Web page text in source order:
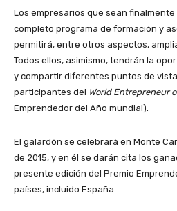
Los empresarios que sean
completo programa de formación y
permitirá, entre otros aspectos,
Todos ellos, asimismo, tendrán la
y compartir diferentes puntos de
participantes del World Entrepreneur
Emprendedor del Año mundial).
El galardón se celebrará en Monte
de 2015, y en él se darán cita los
presente edición del Premio
países, incluido España.